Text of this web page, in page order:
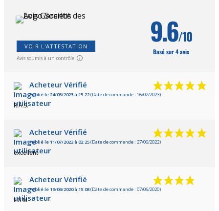
VOIR L'ATTESTATION
Avis soumis à un contrôle
9.6/10
Basé sur 4 avis
Acheteur Vérifié
Publié le 24/03/2023 à 15:22(Date de commande : 16/02/2023)
R.A.S.
Acheteur Vérifié
Publié le 11/07/2022 à 02:25(Date de commande : 27/06/2022)
excellent
Acheteur Vérifié
Publié le 19/06/2020 à 15:08(Date de commande : 07/06/2020)
IDEM